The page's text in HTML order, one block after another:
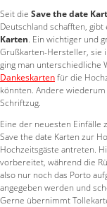
Seit die Save the date
Deutschland schafften,
Karten. Ein wichtiger und
Grußkarten-Hersteller, sie
ging man unterschiedliche
Dankeskartenfür die
könnten. Andere
Schriftzug.
Eine der neuesten Einfälle
Save the date Karten zur
Hochzeitsgäste antreten.
vorbereitet, während die
also nur noch das Porto
angegeben werden und
Gerne übernimmt